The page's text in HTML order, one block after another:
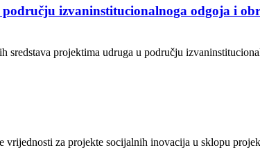
izvaninstitucionalnoga odgoja i
projektima udruga u području
za projekte socijalnih inovacija u sklopu